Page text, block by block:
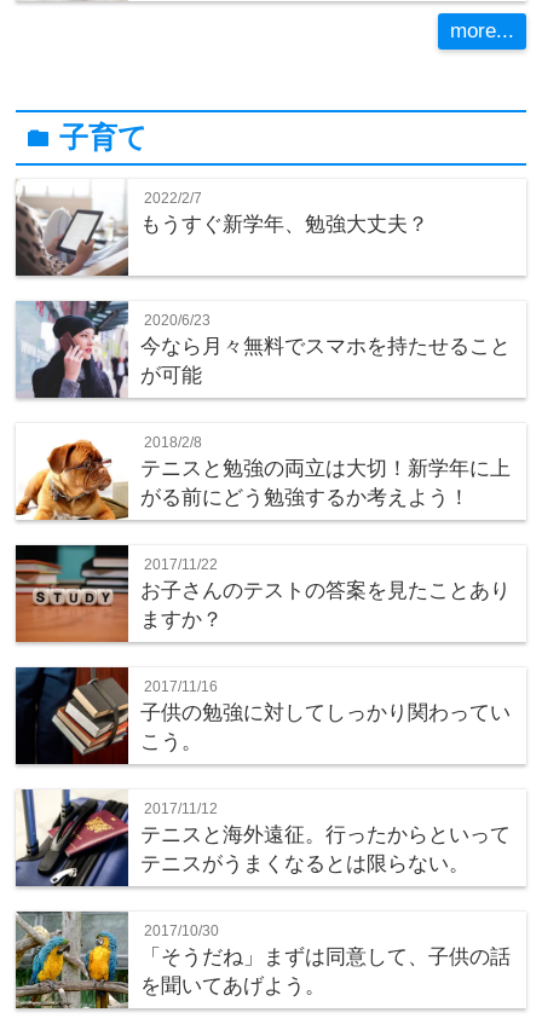
more...
folder子育て
2022/2/7
もうすぐ新学年、勉強大丈夫？
2020/6/23
今なら月々無料でスマホを持たせること
が可能
2018/2/8
テニスと勉強の両立は大切！新学年に上
がる前にどう勉強するか考えよう！
2017/11/22
お子さんのテストの答案を見たことあり
ますか？
2017/11/16
子供の勉強に対してしっかり関わってい
こう。
2017/11/12
テニスと海外遠征。行ったからといって
テニスがうまくなるとは限らない。
2017/10/30
「そうだね」まずは同意して、子供の話
を聞いてあげよう。